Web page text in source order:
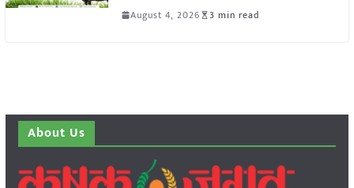
August 4, 2026 3 min read
About Us